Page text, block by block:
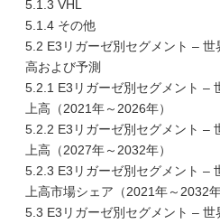
5.1.3 VHL
5.1.4 その他
5.2 E3リガーゼ別セグメント – 世
高および予測
5.2.1 E3リガーゼ別セグメント –
上高（2021年～2026年）
5.2.2 E3リガーゼ別セグメント –
上高（2027年～2032年）
5.2.3 E3リガーゼ別セグメント –
上高市場シェア（2021年～2032年
5.3 E3リガーゼ別セグメント – 世